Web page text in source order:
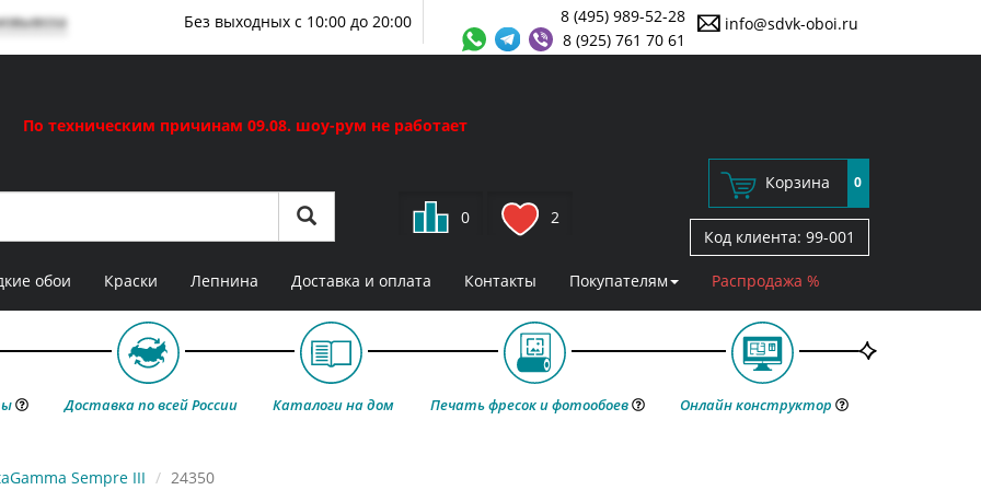
info@sdvk-oboi.ru
8 (495) 989-52-28
8 (925) 761 70 61
Без выходных с 10:00 до 20:00
По техническим причинам 09.08. шоу-рум не работает
0 2
Корзина 0
Код клиента: 99-001
обои Краски Лепнина Доставка и оплата Контакты Покупателям Распродажа %
Доставка по всей России Каталоги на дом Печать фресок и фотообоев Онлайн конструктор
Sempre III 24350